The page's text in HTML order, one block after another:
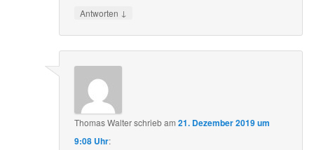
Antworten ↓
Thomas Walterschriebam21. Dezember 2019 um
9:08 Uhr: